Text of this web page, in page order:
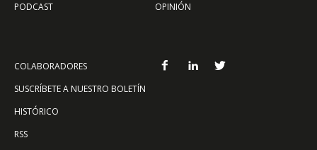
PODCAST
OPINIÓN
COLABORADORES
SUSCRÍBETE A NUESTRO BOLETÍN
HISTÓRICO
RSS